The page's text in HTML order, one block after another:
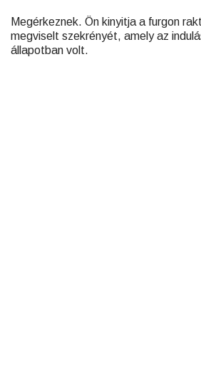
Megérkeznek. Ön kinyitja a furgon
megviselt szekrényét, amely az
állapotban volt.